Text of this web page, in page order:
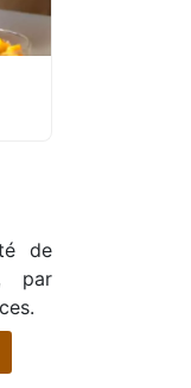
de
par